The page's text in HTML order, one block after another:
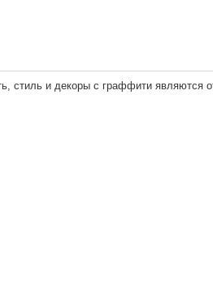
, стиль и декоры с граффити являются